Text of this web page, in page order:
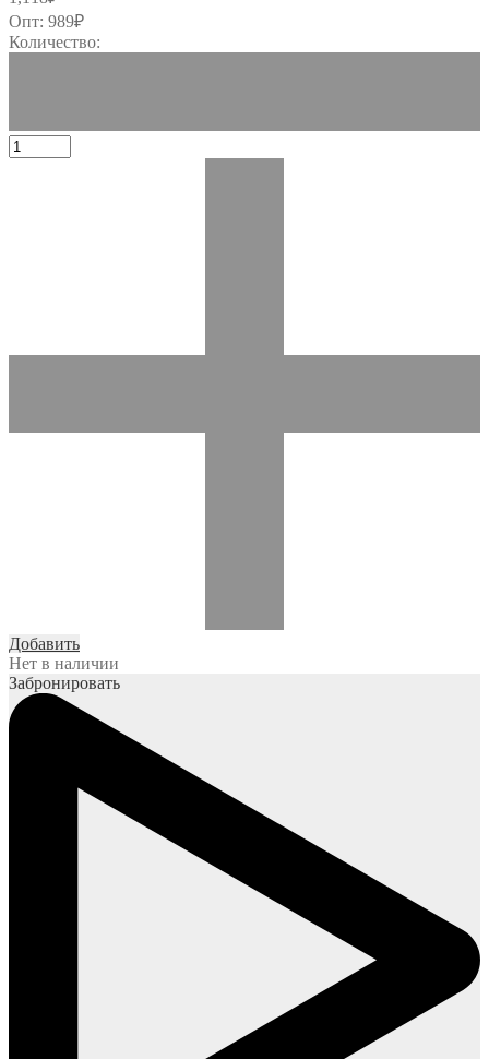
Опт: 989₽
Количество:
Добавить
Нет в наличии
Забронировать